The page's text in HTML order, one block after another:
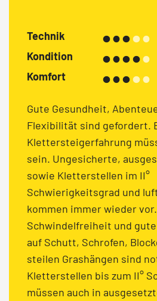
Technik
Kondition
Komfort
Gute Gesundheit,
Flexibilität sind gefordert.
Klettersteigerfahrung
sein. Ungesicherte,
sowie Kletterstellen im II°
Schwierigkeitsgrad und
kommen immer wieder vor.
Schwindelfreiheit und
auf Schutt, Schrofen,
steilen Grashängen sind
Kletterstellen bis zum II°
müssen auch in